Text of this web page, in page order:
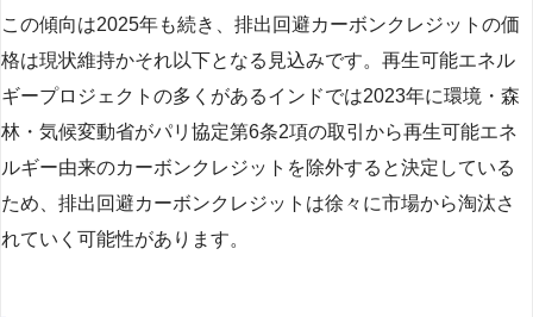
この傾向は2025年も続き、排出回避カーボンクレジットの価
格は現状維持かそれ以下となる見込みです。再生可能エネル
ギープロジェクトの多くがあるインドでは2023年に環境・森
林・気候変動省がパリ協定第6条2項の取引から再生可能エネ
ルギー由来のカーボンクレジットを除外すると決定している
ため、排出回避カーボンクレジットは徐々に市場から淘汰さ
れていく可能性があります。